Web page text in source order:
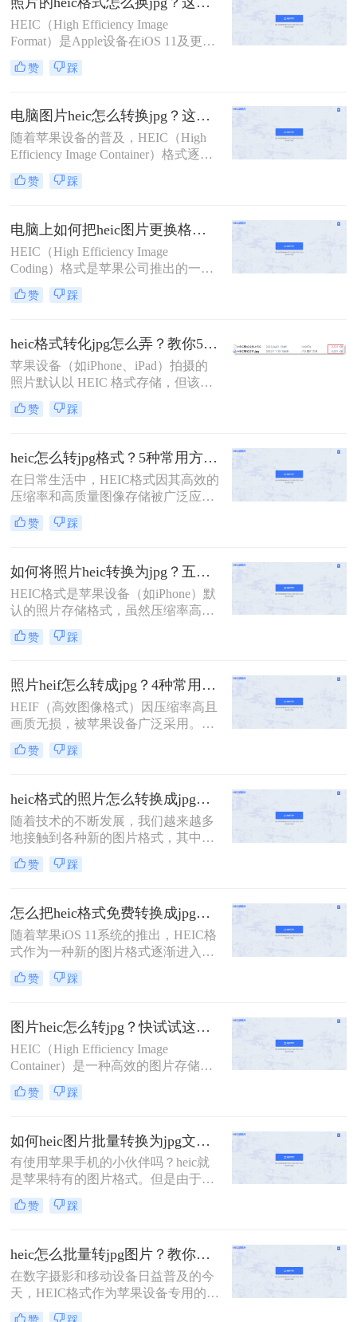
某些应用程序中可能不被直接支持，
因此需要将HEIC批量转换为更通用的
JPG格式。那么heic怎么批量转jpg
呢？本文将介绍三种将HEIC批量转换
为JPG的高效方法。
HEIC（High Efficiency Image
Format）是Apple设备在iOS 11及更高
版本中引入的一种新型图像格式，旨
在通过HEVC（High Efficiency Video
压缩。然而，由于HEIC格式的兼容性
在非Apple设备上较差，许多用户需
要将HEIC格式的照片转换为JPG格
式。那么照片的heic格式怎么换jpg
呢？本文将介绍两种将HEIC格式照片
转换为JPG格式的方法。
赞 踩
电脑图片heic怎么转换jpg？这里有2个好方法分享！
随着苹果设备的普及，HEIC（High
Efficiency Image Container）格式逐渐
成为iPhone和iPad等设备默认保存照
片的方式。然而，由于该格式在非苹
要将HEIC文件转换为更常见的JPG格
式以便于跨平台使用。那么电脑图片
heic怎么转换jpg呢？本文将介绍两种
适用于Windows和Mac电脑用户的
HEIC转JPG的方法。
赞 踩
电脑上如何把heic图片更换格式？教你四种转换方法！
HEIC（High Efficiency Image
Coding）格式是苹果公司推出的一种
高效图像编码格式，主要用于iOS设
备上拍摄的照片和视频。由于其高效
格式逐渐在苹果用户中普及。然而，
对于使用Windows系统的用户来说，
可能会遇到无法直接打开或编辑HEIC
图片的问题。那么电脑上如何把heic
图片更换格式呢？本文将介绍四种将
HEIC图片更换格式的方法。
赞 踩
heic格式转化jpg怎么弄？教你5种常用方法！
苹果设备（如iPhone、iPad）拍摄的
照片默认以 HEIC 格式存储，但该格
式在非苹果设备或部分软件中可能无
法直接打开。那么heic格式转化jpg怎
您快速完成格式转换。
赞 踩
heic怎么转jpg格式？5种常用方法详细解析！
在日常生活中，HEIC格式因其高效的
压缩率和高质量图像存储被广泛应用
于苹果设备中。然而，由于其兼容性
较差，许多老旧设备或平台无法直接
看、分享的需求，将HEIC转换为通用
的JPG格式成为常见操作。那么heic怎
么转jpg格式呢？以下是几种常用方法
的详细解析，帮助您高效完成转换。
赞 踩
如何将照片heic转换为jpg？五种常用方法详解！
HEIC格式是苹果设备（如iPhone）默
认的照片存储格式，虽然压缩率高、
画质优秀，但兼容性较差，许多软件
或平台无法直接打开。而JPG格式因
成为更通用的选择。那么如何将照片
heic转换为jpg呢？以下是五种常用方
法，适合不同场景和用户需求。
赞 踩
照片heif怎么转成jpg？4种常用方法详解！
HEIF（高效图像格式）因压缩率高且
画质无损，被苹果设备广泛采用。然
而，其兼容性较差，尤其在非苹果设
备或部分平台上难以直接使用。那么
多种主流转换方法，帮助用户快速将
HEIF/HEIC格式转换为通用性更强的
JPG格式。
赞 踩
heic格式的照片怎么转换成jpg？这四种方法快速转换格式！
随着技术的不断发展，我们越来越多
地接触到各种新的图片格式，其中
HEIC格式就是近年来逐渐流行起来的
一种。然而，由于这种格式的特殊
接支持。因此，本文将详细介绍heic
格式的照片怎么转换成jpg，以满足不
同场景下的需求。
赞 踩
怎么把heic格式免费转换成jpg？3种方法轻松解决，原来这么简单！
随着苹果iOS 11系统的推出，HEIC格
式作为一种新的图片格式逐渐进入人
们的视野。这种格式能够在保证照片
质量的同时，减少系统储存空间的占
多Windows用户在电脑上无法直接查
看或打开HEIC格式的图片。为此，我
们需要将其转换为更通用的JPG格
式。那么怎么把heic格式免费转换成
jpg呢？以下是几种免费的HEIC转JPG
的方法，供您参考。
赞 踩
图片heic怎么转jpg？快试试这几个方法！
HEIC（High Efficiency Image
Container）是一种高效的图片存储格
式，由苹果公司开发，主要用于iOS
设备和macOS系统中。然而，由于其
支持HEIC格式，因此在实际应用中，
经常需要将HEIC图片转换为更通用的
JPG格式。那么图片heic怎么转jpg
呢？以下是一些将HEIC图片转换为
JPG格式的方法，帮助用户轻松实现
格式转换。
赞 踩
如何heic图片批量转换为jpg文件？这三种方法快速转换格式！
有使用苹果手机的小伙伴吗？heic就
是苹果特有的图片格式。但是由于目
前这种格式还不够普及，所以可能将
这些图片上传到某平台的时候，或是
上传失败、无法打开等现象；这时候
最好的方法，就是将heic转为常见的
图片格式，使其能够正常查阅、上
传。是不是还有许多小伙伴不知道如
何heic图片批量转换为jpg文件？很简
赞 踩
heic怎么批量转jpg图片？教你三种简单的图片格式转换方法！
在数字摄影和移动设备日益普及的今
天，HEIC格式作为苹果设备专用的图
片格式，凭借其高效的压缩和优秀的